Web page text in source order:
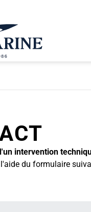
intervention
du formulaire